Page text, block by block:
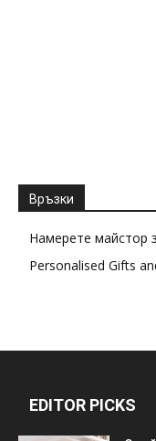
Връзки
Намерете майстор
Personalised Gifts
EDITOR PICKS